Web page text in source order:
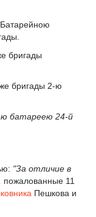
бригады
бригады 2-ю
ю батареею 24-й
"За отличие в
пожалованные 11
Пешкова и